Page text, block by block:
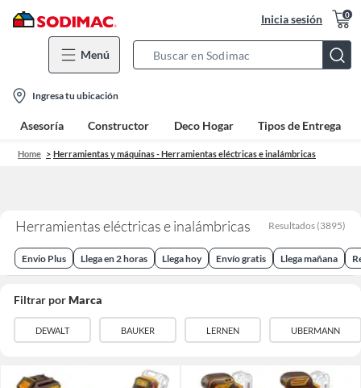
Inicia sesión 0
Menú
Bar
location-
icon
Ingresa tu ubicación
Asesoría Constructor Deco Hogar Tipos de Entrega
Home Herramientas y máquinas - Herramientas eléctricas e inalámbricas
Herramientas eléctricas e inalámbricas Resultados (3895)
Envio Plus Llega en 2 horas Llega hoy Envío gratis Llega mañana
Filtrar porMarca
DEWALT BAUKER LERNEN UBERMANN